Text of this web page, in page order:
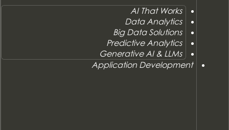
AI That Works
Data Analytics
Big Data Solutions
Predictive Analytics
Generative AI & LLMs
Application Development